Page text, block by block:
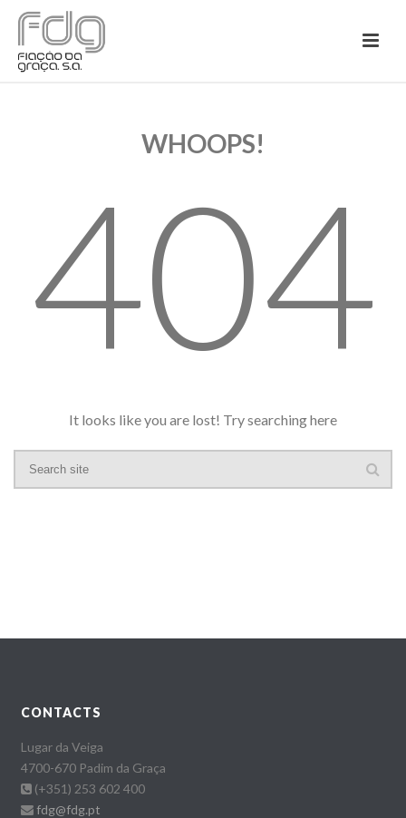
WHOOPS!
404
It looks like you are lost! Try searching here
CONTACTS
Lugar da Veiga
4700-670 Padim da Graça
(+351) 253 602 400
fdg@fdg.pt